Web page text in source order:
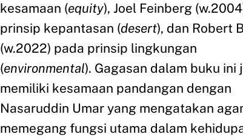
kesamaan (equity), Joel Feinberg
prinsip kepantasan (desert), dan Robert
(w.2022) pada prinsip lingkungan
(environmental). Gagasan dalam buku ini
memiliki kesamaan pandangan dengan
Nasaruddin Umar yang mengatakan
memegang fungsi utama dalam